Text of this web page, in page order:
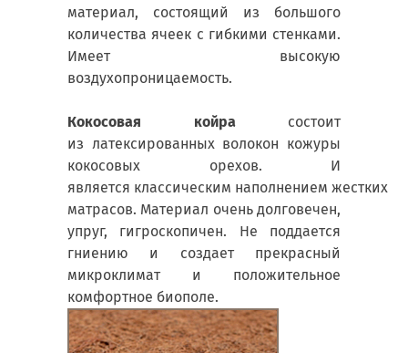
материал, состоящий из большого
количества ячеек с гибкими стенками.
Имеет высокую
воздухопроницаемость.
Кокосовая койра состоит
из латексированных волокон кожуры
кокосовых орехов. И
является классическим наполнением жестких
матрасов. Материал очень долговечен,
упруг, гигроскопичен. Не поддается
гниению и создает прекрасный
микроклимат и положительное
комфортное биополе.